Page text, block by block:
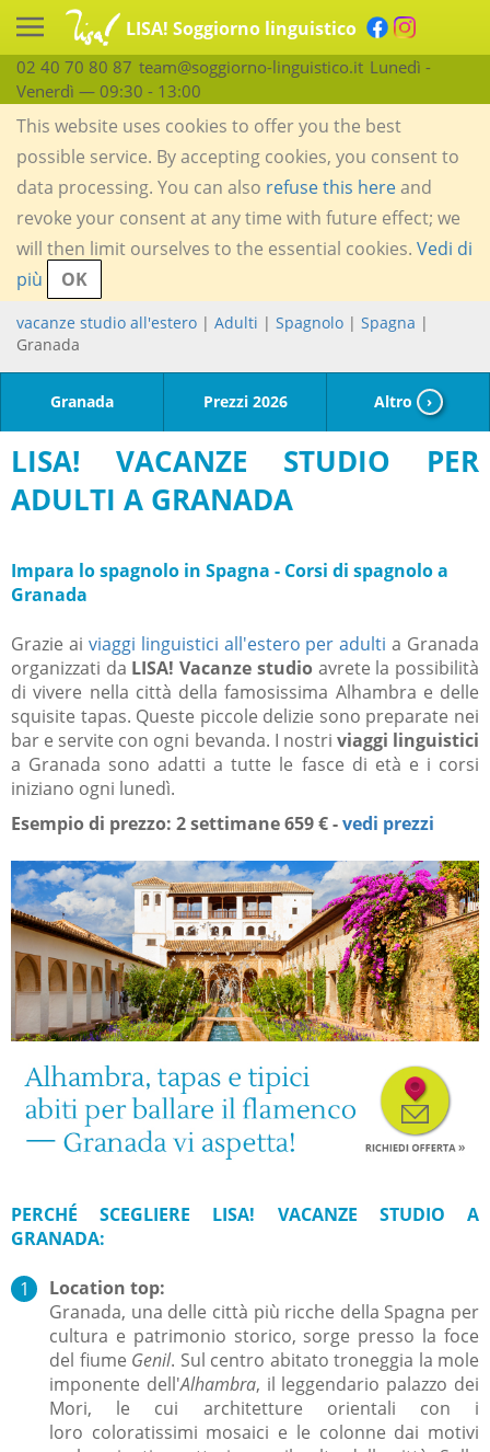
LISA! Soggiorno linguistico
02 40 70 80 87 team@soggiorno-linguistico.it Lunedì -
Venerdì — 09:30 - 13:00
This website uses cookies to offer you the best
possible service. By accepting cookies, you consent to
data processing. You can also refuse this hereand
revoke your consent at any time with future effect; we
will then limit ourselves to the essential cookies. Vedi di
più
OK
vacanze studio all'estero | Adulti | Spagnolo | Spagna |
Granada
Granada Prezzi 2026 Altro ›
LISA! VACANZE STUDIO PER
ADULTI A GRANADA
Impara lo spagnolo in Spagna - Corsi di spagnolo a
Granada
Grazie ai viaggi linguistici all'estero per adulti a Granada
organizzati da LISA! Vacanze studioavrete la possibilità
di vivere nella città della famosissima Alhambra e delle
squisite tapas. Queste piccole delizie sono preparate nei
bar e servite con ogni bevanda. I nostri viaggi linguistici
a Granada sono adatti a tutte le fasce di età e i corsi
iniziano ogni lunedì.
Esempio di prezzo: 2 settimane 659 € -vedi prezzi
PERCHÉ SCEGLIERE LISA! VACANZE STUDIO A
GRANADA:
Location top:
Granada, una delle città più ricche della Spagna per
cultura e patrimonio storico, sorge presso la foce
del fiume Genil. Sul centro abitato troneggia la mole
imponente dell'Alhambra, il leggendario palazzo dei
Mori, le cui architetture orientali con i
loro coloratissimi mosaici e le colonne dai motivi